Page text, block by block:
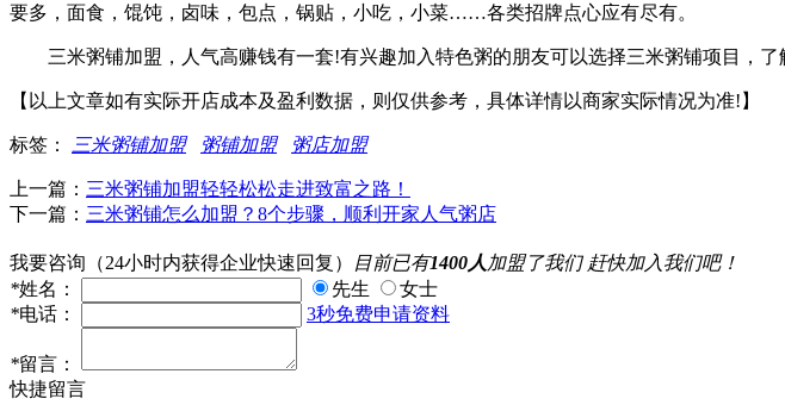
要多，面食，馄饨，卤味，包点，锅贴，小吃，小菜……各类招牌点心应有尽有。
三米粥铺加盟，人气高赚钱有一套!有兴趣加入特色粥的朋友可以选择三米粥铺项目，了
【以上文章如有实际开店成本及盈利数据，则仅供参考，具体详情以商家实际情况为准!】
标签： 三米粥铺加盟 粥铺加盟 粥店加盟
上一篇： 三米粥铺加盟轻轻松松走进致富之路！
下一篇： 三米粥铺怎么加盟？8个步骤，顺利开家人气粥店
我要咨询 （24小时内获得企业快速回复） 目前已有1400人 加盟了我们 赶快加入我们吧！
*姓名： 先生
女士
*电话： 3秒免费申请资料
*留言：
快捷留言